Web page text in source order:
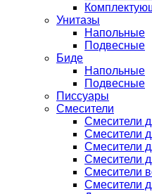
Унитазы
Напольные
Подвесные
Биде
Напольные
Подвесные
Писсуары
Смесители
Смесители
Смесители
Смесители
Смесители
Смесители
Смесители